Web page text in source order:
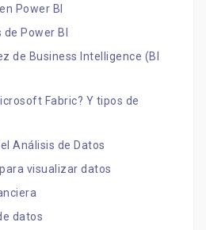
Power BI
Power BI
de Business Intelligence (BI
Fabric? Y tipos de
Análisis de Datos
visualizar datos
datos